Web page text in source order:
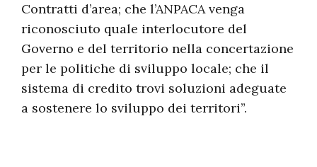
Contratti d’area; che l’ANPACA venga
riconosciuto quale interlocutore del
Governo e del territorio nella concertazione
per le politiche di sviluppo locale; che il
sistema di credito trovi soluzioni adeguate
a sostenere lo sviluppo dei territori”.